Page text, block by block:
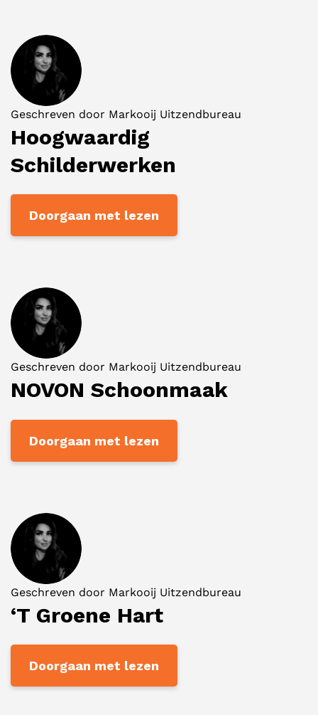
Geschreven door Markooij Uitzendbureau
Hoogwaardig
Schilderwerken
Doorgaan met lezen
Geschreven door Markooij Uitzendbureau
NOVON Schoonmaak
Doorgaan met lezen
Geschreven door Markooij Uitzendbureau
‘T Groene Hart
Doorgaan met lezen